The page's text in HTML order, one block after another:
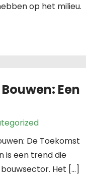
op het milieu.
Een
De Toekomst
is een trend die
Het […]